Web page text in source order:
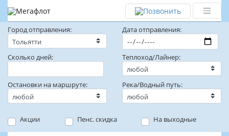
Город отправления: Дата отправления:
Сколько дней: Теплоход/Лайнер:
Остановки на маршруте: Река/Водный путь:
Акции Пенс. скидка На выходные